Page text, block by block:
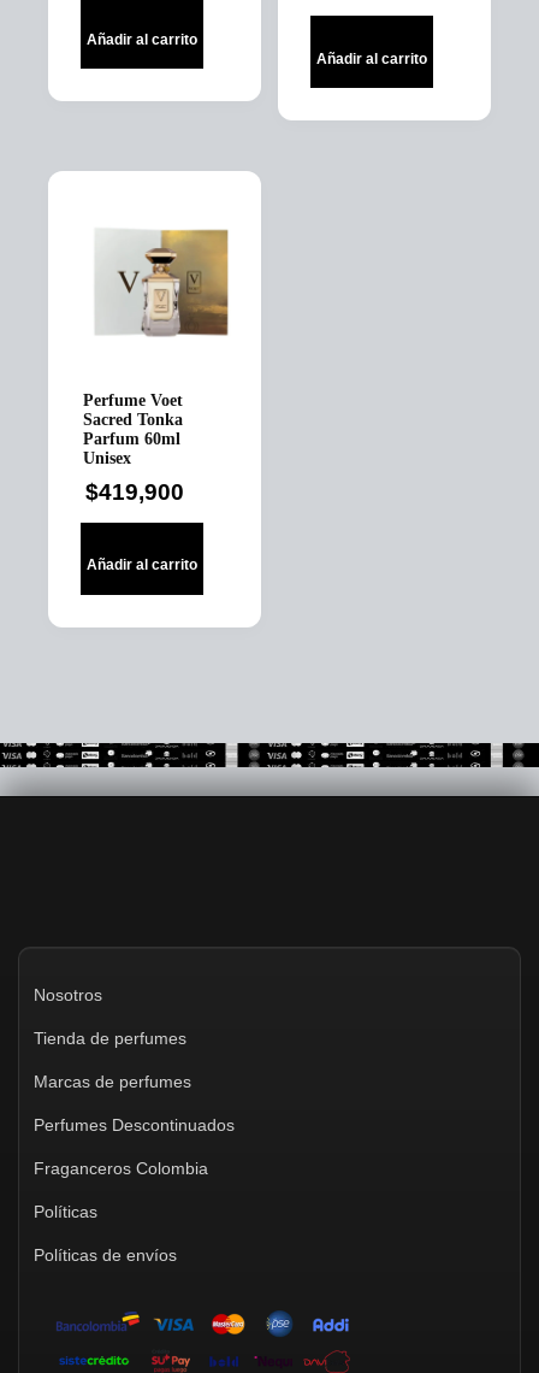
Añadir al carrito
Añadir al carrito
Perfume Voet
Sacred Tonka
Parfum 60ml
Unisex
$419,900
Añadir al carrito
Nosotros
Tienda de perfumes
Marcas de perfumes
Perfumes Descontinuados
Fraganceros Colombia
Políticas
Políticas de envíos